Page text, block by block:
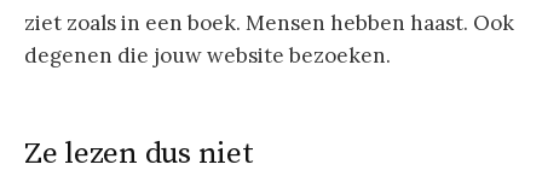
ziet zoals in een boek. Mensen hebben haast. Ook
degenen die jouw website bezoeken.
Ze lezen dus niet